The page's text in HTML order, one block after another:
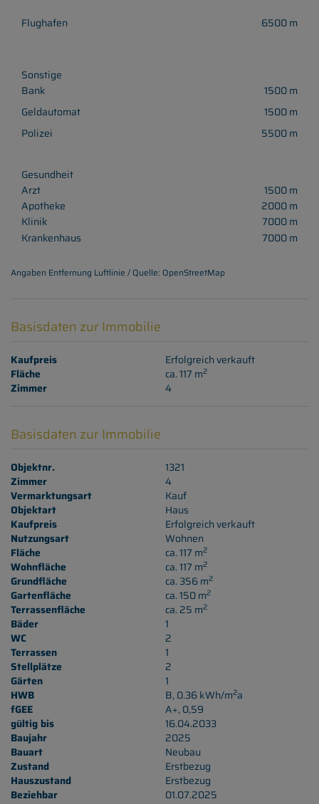
Flughafen 6500 m
Sonstige
Bank
1500 m
Geldautomat
1500 m
Polizei
5500 m
Gesundheit
Arzt
1500 m
Apotheke
2000 m
Klinik
7000 m
Krankenhaus
7000 m
Angaben Entfernung Luftlinie / Quelle: OpenStreetMap
Basisdaten zur Immobilie
Kaufpreis
Erfolgreich verkauft
Fläche
ca. 117 m2
Zimmer 4
Basisdaten zur Immobilie
Objektnr.
1321
Zimmer
4
Vermarktungsart
Kauf
Objektart
Haus
Kaufpreis
Erfolgreich verkauft
Nutzungsart
Wohnen
Fläche
ca. 117 m2
Wohnfläche ca. 117 m2
Grundfläche ca. 356 m2
Gartenfläche ca. 150 m2
Terrassenfläche ca. 25 m2
Bäder
1
WC
2
Terrassen
1
Stellplätze
2
Gärten
1
HWB
B, 0.36 kWh/m2a
fGEE
A+, 0,59
gültig bis
16.04.2033
Baujahr
2025
Bauart
Neubau
Zustand
Erstbezug
Hauszustand
Erstbezug
Beziehbar
01.07.2025